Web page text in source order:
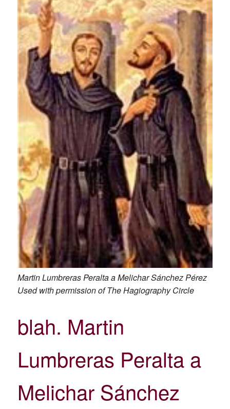
Martin Lumbreras Peralta a Melichar Sánchez Pérez
Used with permission of The Hagiography Circle
blah. Martin
Lumbreras Peralta a
Melichar Sánchez